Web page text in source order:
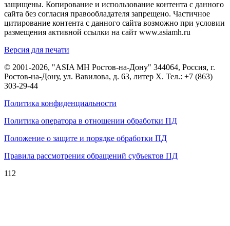
защищены. Копирование и использование контента с данного
сайта без согласия правообладателя запрещено. Частичное
цитирование контента с данного сайта возможно при условии
размещения активной ссылки на сайт www.asiamh.ru
Версия для печати
© 2001-2026, "ASIA MH Ростов-на-Дону" 344064, Россия, г.
Ростов-на-Дону, ул. Вавилова, д. 63, литер Х. Тел.: +7 (863)
303-29-44
Политика конфиденциальности
Политика оператора в отношении обработки ПД
Положение о защите и порядке обработки ПД
Правила рассмотрения обращений субъектов ПД
112